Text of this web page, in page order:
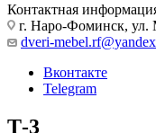
Контактная
г. Наро-Фоминск, ул.
dveri-
Вконтакте
Telegram
Т-3